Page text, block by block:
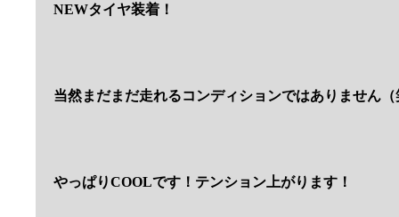
NEWタイヤ装着！
当然まだまだ走れるコンディションではありません（
やっぱりCOOLです！テンション上がります！